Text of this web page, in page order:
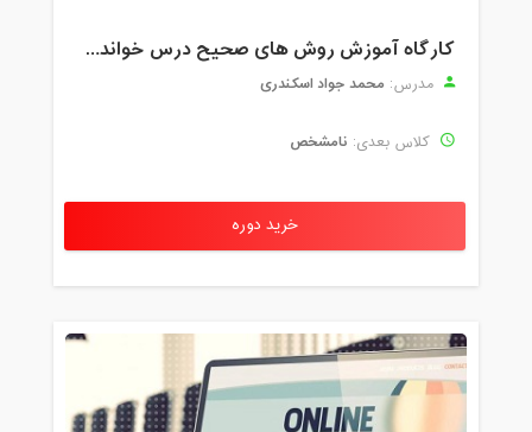
کارگاه آموزش روش های صحیح درس خواندن همراه با یادگیری بدون فراموشی
مدرس: محمد جواد اسکندری
کلاس بعدی: نامشخص
خرید دوره